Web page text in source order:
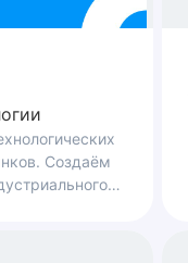
Создаём